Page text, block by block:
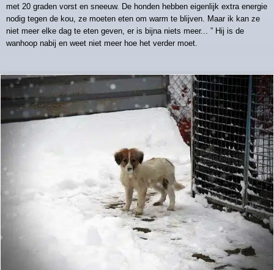
met 20 graden vorst en sneeuw. De honden hebben eigenlijk extra energie
nodig tegen de kou, ze moeten eten om warm te blijven. Maar ik kan ze
niet meer elke dag te eten geven, er is bijna niets meer... ” Hij is de
wanhoop nabij en weet niet meer hoe het verder moet.